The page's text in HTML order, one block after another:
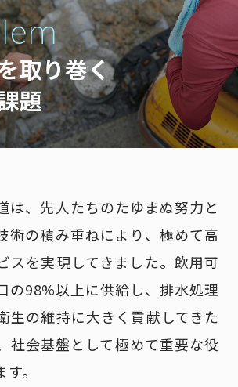
取り巻く
題
は、先人たちのたゆまぬ努力と
術の積み重ねにより、極めて高
スを実現してきました。飲用可
の98%以上に供給し、排水処理
生の維持に大きく貢献してきた
社会基盤として極めて重要な役
。